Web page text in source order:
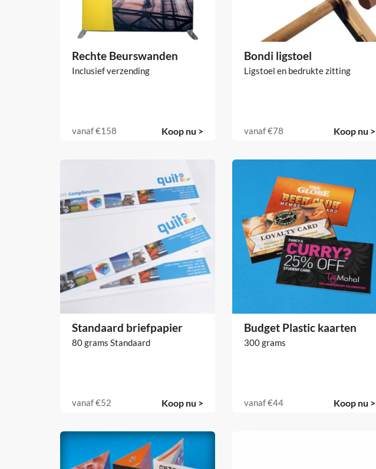
Rechte Beurswanden
Inclusief verzending
vanaf€158 Koop nu >
Bondi ligstoel
Ligstoel en bedrukte zitting
vanaf€78 Koop nu >
Standaard briefpapier
80 grams Standaard
vanaf€52 Koop nu >
Budget Plastic kaarten
300 grams
vanaf€44 Koop nu >